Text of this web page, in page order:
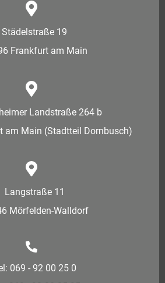
Städelstraße 19
Frankfurt am Main
Landstraße 264 b
am Main (Stadtteil Dornbusch)
Langstraße 11
Mörfelden-Walldorf
069 - 92 00 25 0